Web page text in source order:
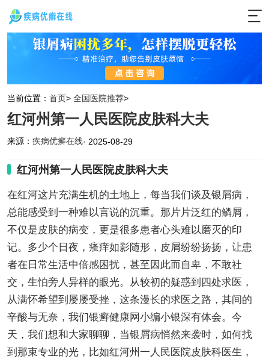
当前位置： 首页> 全国医院推荐>
红河州第一人民医院皮肤科大夫
来源： 疾病优癣在线· 2025-08-29
红河州第一人民医院皮肤科大夫
在红河这片充满生机的土地上，每当我们谈及银屑病，
总能感受到一种难以言说的沉重。那片片泛红的鳞屑，
不仅是皮肤的病变，更是很多患者心头难以磨灭的印
记。多少个日夜，瘙痒如影随形，皮屑纷纷扬扬，让患
者在日常生活中倍感困扰，甚至因此而自卑，不敢社
交，生怕旁人异样的眼光。从较初的疑惑到四处求医，
从满怀希望到屡屡受挫，这条漫长的求医之路，其间的
辛酸与无奈，我们银癣健康网小编小银深有体会。今
天，我们想和大家聊聊，当银屑病悄然来袭时，如何找
到那束专业的光，比如红河州一人民医院皮肤科医生，